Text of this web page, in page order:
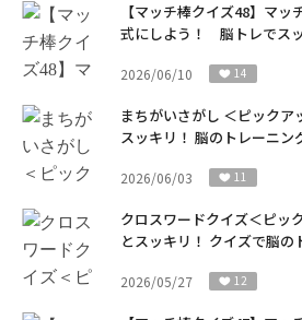
【マッチ棒クイズ48】マ
式にしよう！ 脳トレでス
2026/06/10 14
まちがいさがし ＜ピックア
スッキリ！ 脳のトレーニン
2026/06/03 11
クロスワードクイズ＜ピッ
とスッキリ！ クイズで脳の
2026/05/27 12